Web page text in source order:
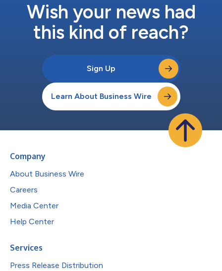
Wish your news had
this kind of reach?
Sign Up
Learn About Business Wire
Company
About Business Wire
Careers
Media Center
Help Center
Services
Press Release Distribution